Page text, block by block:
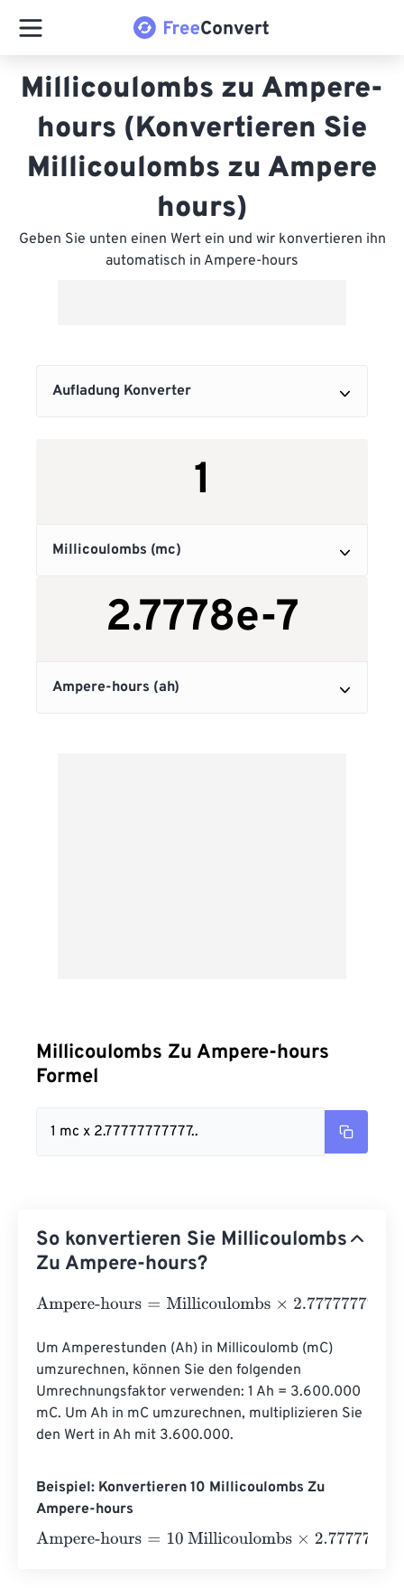
Millicoulombs zu Ampere-
hours (Konvertieren Sie
Millicoulombs zu Ampere
hours)
Geben Sie unten einen Wert ein und wir konvertieren ihn
automatisch in Ampere-hours
Millicoulombs Zu Ampere-hours
Formel
1 mc x 2.77777777777..
So konvertieren Sie Millicoulombs
Zu Ampere-hours?
Ampere-hours=Millicoulombs×2.7777777777778e-7
Um Amperestunden (Ah) in Millicoulomb (mC)
umzurechnen, können Sie den folgenden
Umrechnungsfaktor verwenden: 1 Ah = 3.600.000
mC. Um Ah in mC umzurechnen, multiplizieren Sie
den Wert in Ah mit 3.600.000.
Beispiel: Konvertieren 10 Millicoulombs Zu
Ampere-hours
Ampere-hours=10 Millicoulombs×2.7777777777778